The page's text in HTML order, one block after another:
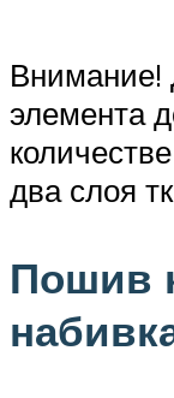
Внимание!
элемента
два слоя
Пошив